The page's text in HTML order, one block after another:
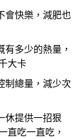
會快樂，減肥也
多少的熱量，
大卡
制總量，減少次
休提供一招狠
直吃一直吃，